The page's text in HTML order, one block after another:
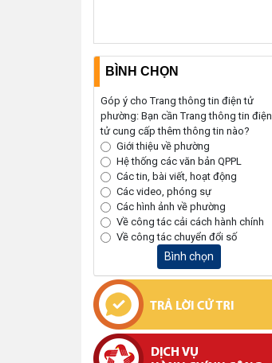
BÌNH CHỌN
Góp ý cho Trang thông tin điện tử
phường: Bạn cần Trang thông tin điện
tử cung cấp thêm thông tin nào?
Giới thiệu về phường
Hệ thống các văn bản QPPL
Các tin, bài viết, hoạt động
Các video, phóng sự
Các hình ảnh về phường
Về công tác cải cách hành chính
Về công tác chuyển đổi số
Bình chọn